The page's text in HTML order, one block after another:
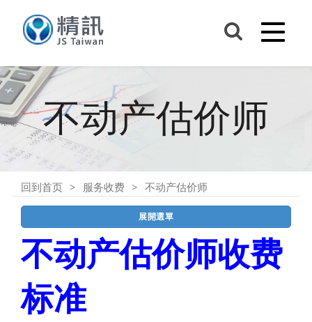
不动产估价师
回到首页 服务收费 不动产估价师
展開選單
不动产估价师收费
标准